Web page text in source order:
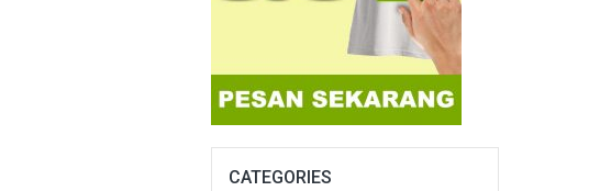
CATEGORIES